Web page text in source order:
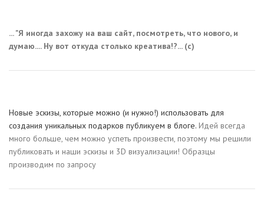
... "Я иногда захожу на ваш сайт, посмотреть, что нового, и
думаю.... Ну вот откуда столько креатива!?... (с)
Новые эскизы, которые можно (и нужно!) использовать для
создания уникальных подарков публикуем в блоге. Идей всегда
много больше, чем можно успеть произвести, поэтому мы решили
публиковать и наши эскизы и 3D визуализации! Образцы
производим по запросу